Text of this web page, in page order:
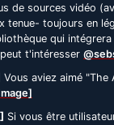
de sources vidéo
tenue- toujours en
qui
t'intéresser
Vous aviez aimé "The
Si vous être